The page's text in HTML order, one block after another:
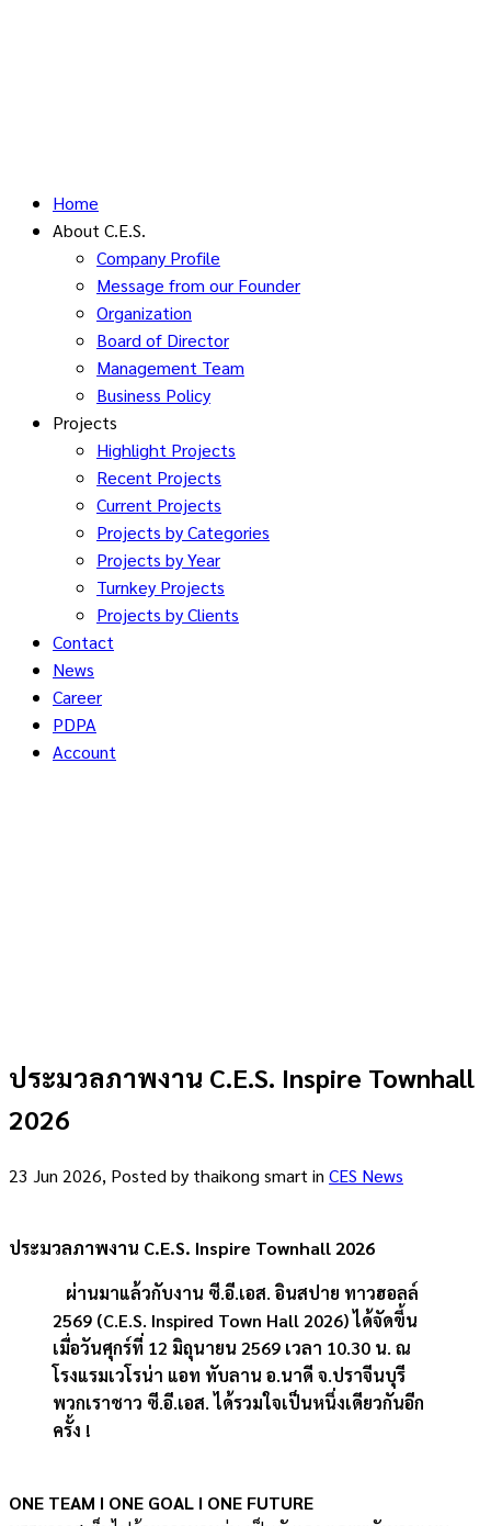
Home
About C.E.S.
Company Profile
Message from our Founder
Organization
Board of Director
Management Team
Business Policy
Projects
Highlight Projects
Recent Projects
Current Projects
Projects by Categories
Projects by Year
Turnkey Projects
Projects by Clients
Contact
News
Career
PDPA
Account
ประมวลภาพงาน C.E.S. Inspire Townhall
2026
23 Jun 2026, Posted by thaikong smart in CES News
ประมวลภาพงาน C.E.S. Inspire Townhall 2026
ผ่านมาแล้วกับงาน ซี.อี.เอส. อินสปาย ทาวฮอลล์
2569 (C.E.S. Inspired Town Hall 2026) ได้จัดขึ้น
เมื่อวันศุกร์ที่ 12 มิถุนายน 2569 เวลา 10.30 น. ณ
โรงแรมเวโรน่า แอท ทับลาน อ.นาดี จ.ปราจีนบุรี
พวกเราชาว ซี.อี.เอส. ได้รวมใจเป็นหนึ่งเดียวกันอีก
ครั้ง !
ONE TEAM I ONE GOAL I ONE FUTURE